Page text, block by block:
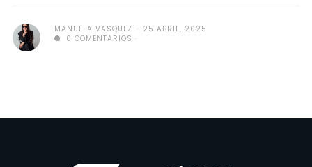
MANUELA VASQUEZ
25 ABRIL, 2025
0 COMENTARIOS